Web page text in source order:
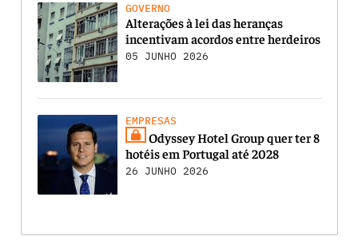
GOVERNO
Alterações à lei das heranças
incentivam acordos entre herdeiros
05 JUNHO 2026
EMPRESAS
Odyssey Hotel Group quer ter 8
hotéis em Portugal até 2028
26 JUNHO 2026